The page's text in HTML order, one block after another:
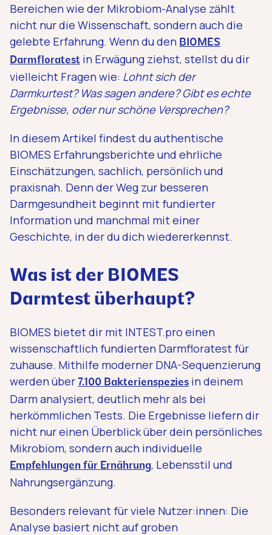
Bereichen wie der Mikrobiom-Analyse zählt
nicht nur die Wissenschaft, sondern auch die
gelebte Erfahrung. Wenn du den BIOMES
Darmfloratest in Erwägung ziehst, stellst du dir
vielleicht Fragen wie: Lohnt sich der
Darmkurtest? Was sagen andere? Gibt es echte
Ergebnisse, oder nur schöne Versprechen?
In diesem Artikel findest du authentische
BIOMES Erfahrungsberichte und ehrliche
Einschätzungen, sachlich, persönlich und
praxisnah. Denn der Weg zur besseren
Darmgesundheit beginnt mit fundierter
Information und manchmal mit einer
Geschichte, in der du dich wiedererkennst.
Was ist der BIOMES
Darmtest überhaupt?
BIOMES bietet dir mit INTEST.pro einen
wissenschaftlich fundierten Darmfloratest für
zuhause. Mithilfe moderner DNA-Sequenzierung
werden über 7.100 Bakterienspezies in deinem
Darm analysiert, deutlich mehr als bei
herkömmlichen Tests. Die Ergebnisse liefern dir
nicht nur einen Überblick über dein persönliches
Mikrobiom, sondern auch individuelle
Empfehlungen für Ernährung, Lebensstil und
Nahrungsergänzung.
Besonders relevant für viele Nutzer:innen: Die
Analyse basiert nicht auf groben